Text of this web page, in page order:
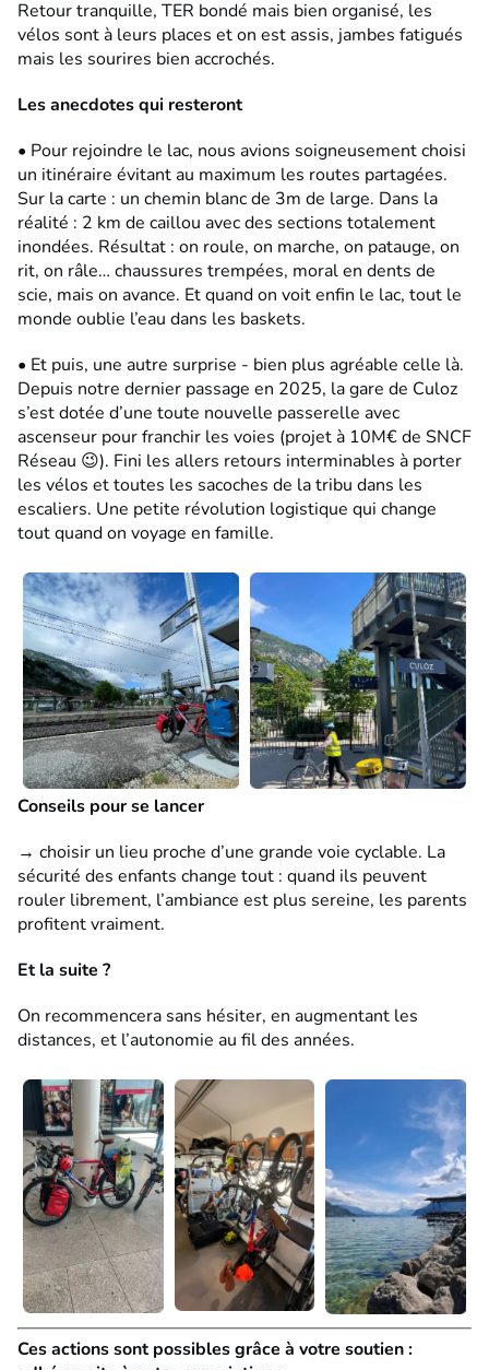
Retour tranquille, TER bondé mais bien organisé, les
vélos sont à leurs places et on est assis, jambes fatigués
mais les sourires bien accrochés.
Les anecdotes qui resteront
• Pour rejoindre le lac, nous avions soigneusement choisi
un itinéraire évitant au maximum les routes partagées.
Sur la carte : un chemin blanc de 3m de large. Dans la
réalité : 2 km de caillou avec des sections totalement
inondées. Résultat : on roule, on marche, on patauge, on
rit, on râle… chaussures trempées, moral en dents de
scie, mais on avance. Et quand on voit enfin le lac, tout le
monde oublie l’eau dans les baskets.
• Et puis, une autre surprise - bien plus agréable celle là.
Depuis notre dernier passage en 2025, la gare de Culoz
s’est dotée d’une toute nouvelle passerelle avec
ascenseur pour franchir les voies (projet à 10M€ de SNCF
Réseau 😉). Fini les allers retours interminables à porter
les vélos et toutes les sacoches de la tribu dans les
escaliers. Une petite révolution logistique qui change
tout quand on voyage en famille.
Conseils pour se lancer
→ choisir un lieu proche d’une grande voie cyclable. La
sécurité des enfants change tout : quand ils peuvent
rouler librement, l’ambiance est plus sereine, les parents
profitent vraiment.
Et la suite ?
On recommencera sans hésiter, en augmentant les
distances, et l’autonomie au fil des années.
Ces actions sont possibles grâce à votre soutien :